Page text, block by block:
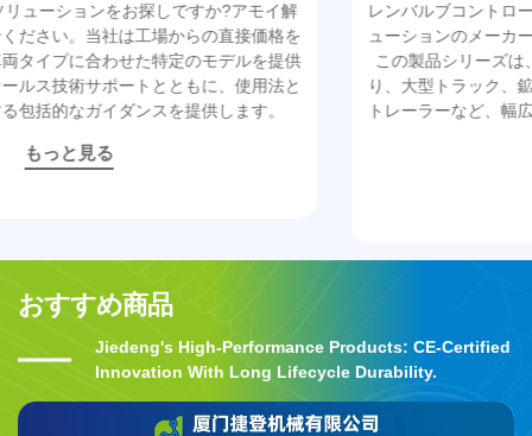
か?アモイ解
直接価格を
デルを提供
、使用法と
供します。
レンバルブコントローラーも提供しており、ワ
ューションのメーカーおよびサプライヤーとし
この製品シリーズは、特に 2 つの主要モデル
り、大型トラック、鉱山トラック、長距離バス
トレーラーなど、幅広い種類の車両に適した柔
おすすめ商品
Jiedeng's High-Performance Products: CE-Certified
Innovation With Long Lifecycle Durability.